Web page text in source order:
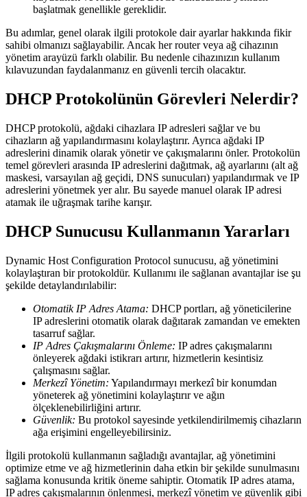
başlatmak genellikle gereklidir.
Bu adımlar, genel olarak ilgili protokole dair ayarlar hakkında fikir
sahibi olmanızı sağlayabilir. Ancak her router veya ağ cihazının
yönetim arayüzü farklı olabilir. Bu nedenle cihazınızın kullanım
kılavuzundan faydalanmanız en güvenli tercih olacaktır.
DHCP Protokolünün Görevleri Nelerdir?
DHCP protokolü, ağdaki cihazlara IP adresleri sağlar ve bu
cihazların ağ yapılandırmasını kolaylaştırır. Ayrıca ağdaki IP
adreslerini dinamik olarak yönetir ve çakışmalarını önler. Protokolün
temel görevleri arasında IP adreslerini dağıtmak, ağ ayarlarını (alt ağ
maskesi, varsayılan ağ geçidi, DNS sunucuları) yapılandırmak ve IP
adreslerini yönetmek yer alır. Bu sayede manuel olarak IP adresi
atamak ile uğraşmak tarihe karışır.
DHCP Sunucusu Kullanmanın Yararları
Dynamic Host Configuration Protocol sunucusu, ağ yönetimini
kolaylaştıran bir protokoldür. Kullanımı ile sağlanan avantajlar ise şu
şekilde detaylandırılabilir:
Otomatik IP Adres Atama: DHCP portları, ağ yöneticilerine
IP adreslerini otomatik olarak dağıtarak zamandan ve emekten
tasarruf sağlar.
IP Adres Çakışmalarını Önleme: IP adres çakışmalarını
önleyerek ağdaki istikrarı artırır, hizmetlerin kesintisiz
çalışmasını sağlar.
Merkezî Yönetim: Yapılandırmayı merkezî bir konumdan
yöneterek ağ yönetimini kolaylaştırır ve ağın
ölçeklenebilirliğini artırır.
Güvenlik: Bu protokol sayesinde yetkilendirilmemiş cihazların
ağa erişimini engelleyebilirsiniz.
İlgili protokolü kullanmanın sağladığı avantajlar, ağ yönetimini
optimize etme ve ağ hizmetlerinin daha etkin bir şekilde sunulmasını
sağlama konusunda kritik öneme sahiptir. Otomatik IP adres atama,
IP adres çakışmalarının önlenmesi, merkezî yönetim ve güvenlik gibi